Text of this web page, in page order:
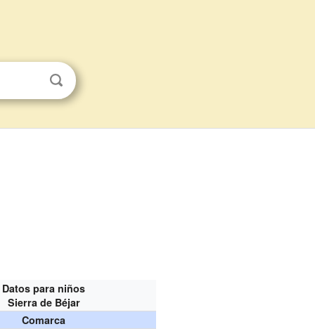
Datos para niños
Sierra de Béjar
Comarca